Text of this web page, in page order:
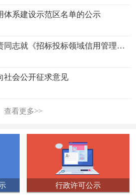
体系建设示范区名单的公示
国家发展改革委有关负责同志就《招标投标领域信用管理暂行办法》答记者问
社会公开征求意见
查看更多>>
行政许可公示